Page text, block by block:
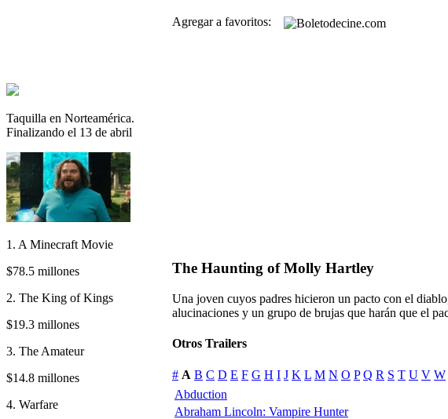
Taquilla en Norteamérica.
Finalizando el 13 de abril
1. A Minecraft Movie
$78.5 millones
2. The King of Kings
$19.3 millones
3. The Amateur
$14.8 millones
4. Warfare
Agregar a favoritos:
The Haunting of Molly Hartley
Una joven cuyos padres hicieron un pacto con el
alucinaciones y un grupo de brujas que harán que el
Otros Trailers
# A B C D E F G H I J K L M N O P Q R S T U V W
Abduction
Abraham Lincoln: Vampire Hunter